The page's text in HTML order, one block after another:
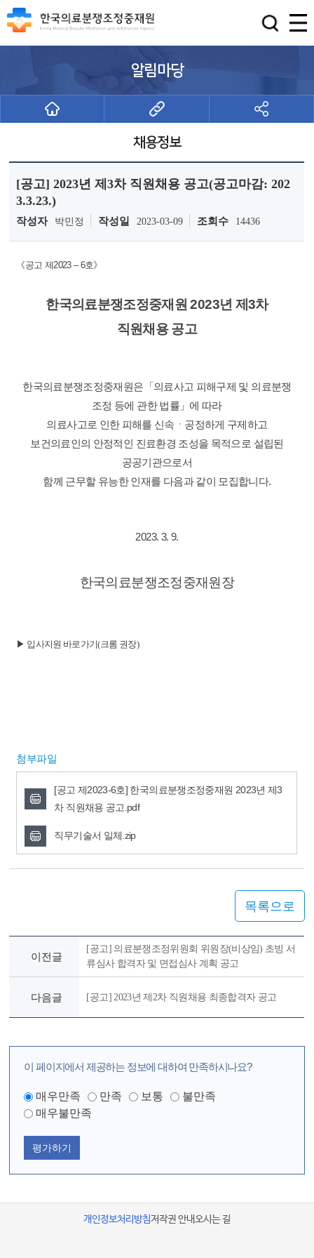
알림마당
채용정보
[공고] 2023년 제3차 직원채용 공고(공고마감: 202
3.3.23.)
작성자 박민정 작성일 2023-03-09 조회수 14436
《공고 제2023 – 6호》
한국의료분쟁조정중재원2023년 제3차
직원채용 공고
한국의료분쟁조정중재원은「의료사고 피해구제 및 의료분쟁
조정 등에 관한 법률」에 따라
의료사고로 인한 피해를 신속ㆍ공정하게 구제하고
보건의료인의 안정적인 진료환경 조성을 목적으로 설립된
공공기관으로서
함께 근무할 유능한 인재를 다음과 같이 모집합니다.
2023. 3. 9.
한국의료분쟁조정중재원장
▶ 입사지원 바로가기(크롬 권장)
첨부파일
[공고 제2023-6호] 한국의료분쟁조정중재원 2023년 제3
차 직원채용 공고.pdf
직무기술서 일체.zip
목록으로
이전글
[공고] 의료분쟁조정위원회 위원장(비상임) 초빙 서
류심사 합격자 및 면접심사 계획 공고
다음글 [공고] 2023년 제2차 직원채용 최종합격자 공고
이 페이지에서 제공하는 정보에 대하여 만족하시나요?
매우만족 만족 보통
불만족
매우불만족
평가하기
개인정보처리방침저작권 안내오시는 길